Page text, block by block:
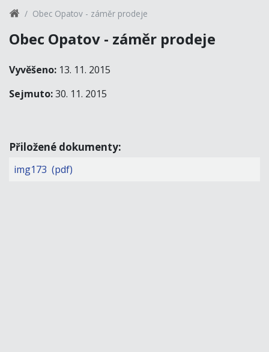
Obec Opatov - záměr prodeje
Obec Opatov - záměr prodeje
Vyvěšeno: 13. 11. 2015
Sejmuto:30. 11. 2015
Přiložené dokumenty:
img173 (pdf)